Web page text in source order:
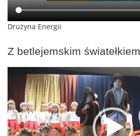
Drużyna Energii
Z betlejemskim światełkiem
Odtwarzacz